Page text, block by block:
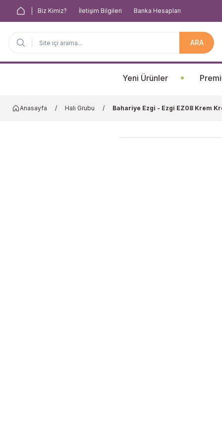
Biz Kimiz? İletişim Bilgileri Banka Hesapları
ARA
Yeni Ürünler
Anasayfa Halı Grubu Bahariye Ezgi - Ezgi EZ08 Krem